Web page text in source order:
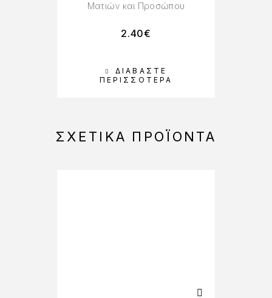
ΔΙΑΒΆΣΤΕ
ΠΕΡΙΣΣΌΤΕΡΑ
Ματιών και Προσώπου
2.40€
ΣΧΕΤΙΚΆ ΠΡΟΪΌΝΤΑ